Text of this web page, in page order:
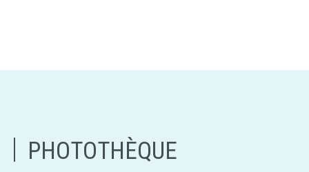
PHOTOTHÈQUE